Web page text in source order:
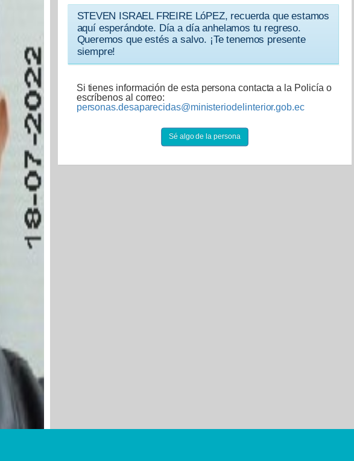
STEVEN ISRAEL FREIRE LóPEZ, recuerda que estamos
aquí esperándote. Día a día anhelamos tu regreso.
Queremos que estés a salvo. ¡Te tenemos presente
siempre!
Si tienes información de esta persona contacta a la Policía o
escríbenos al correo:
personas.desaparecidas@ministeriodelinterior.gob.ec
Sé algo de la persona